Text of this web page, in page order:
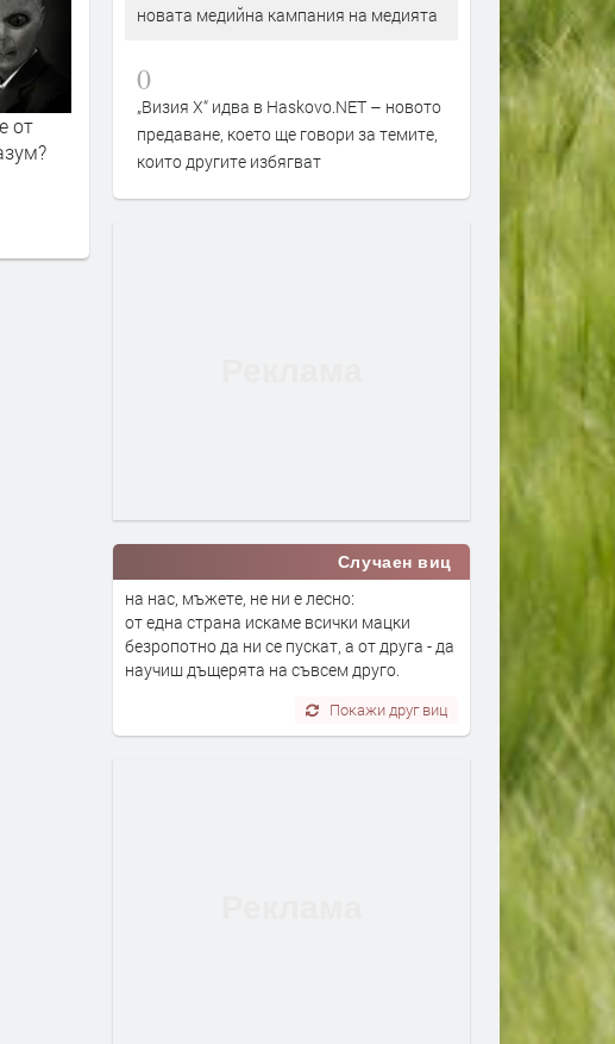
от
Единственото пълно слънчево
затъмнение за 2026 г. ще мине
и през Европа и малко в
България
Защо комарите хапят
повече от други?
в „сладката кръв“
новата медийна кампания на медията
0
„Визия Х“ идва в Haskovo.NET – новото
предаване, което ще говори за темите,
които другите избягват
Случаен виц
на нас, мъжете, не ни е лесно:
от една страна искаме всички мацки
безропотно да ни се пускат, а от друга - да
научиш дъщерята на съвсем друго.
Покажи друг виц